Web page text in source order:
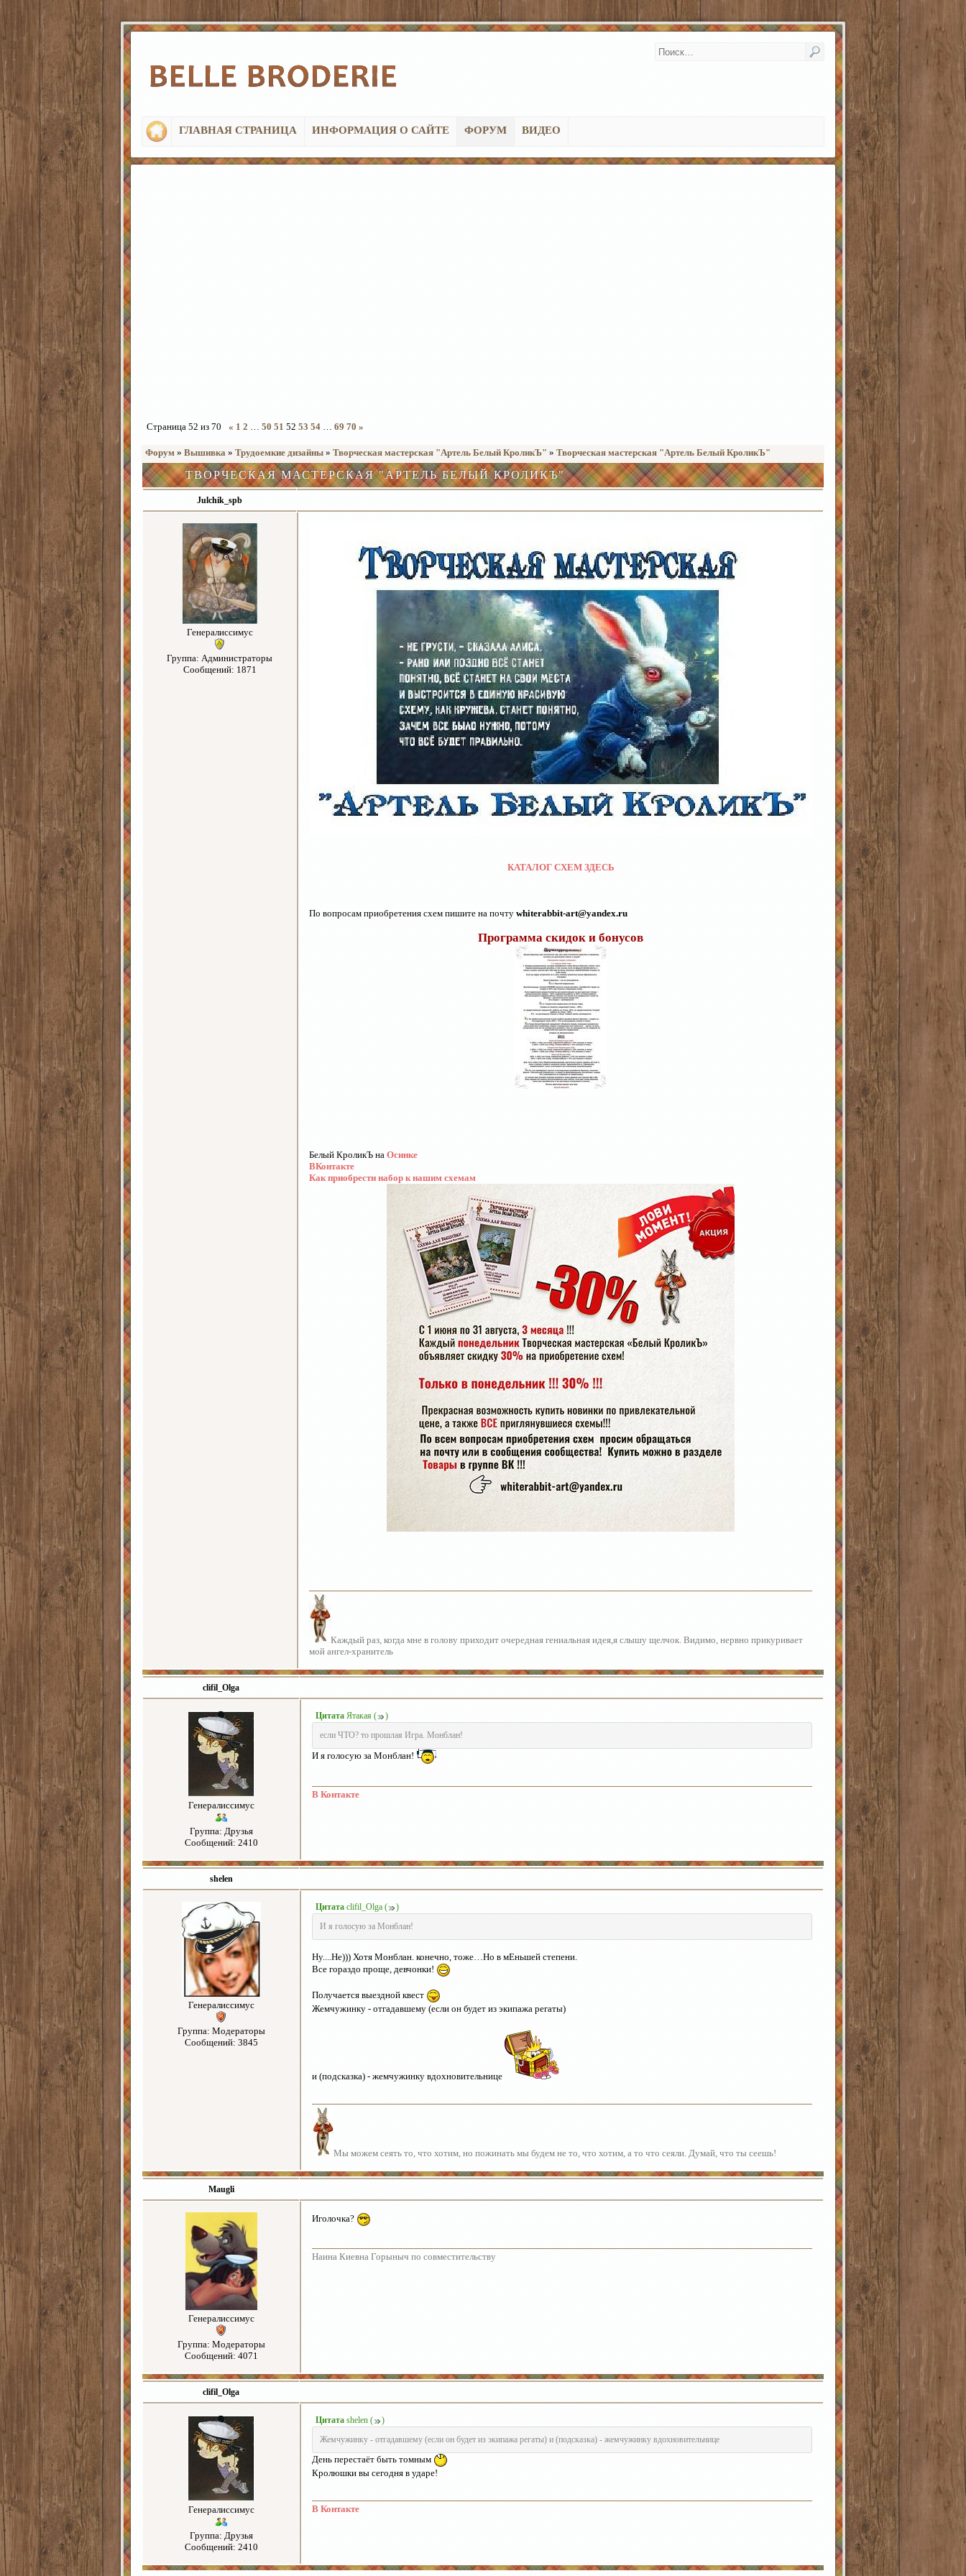
ГЛАВНАЯ СТРАНИЦА ИНФОРМАЦИЯ О САЙТЕ ФОРУМ ВИДЕО
Страница 52 из 70 « 1 2 … 50 51 52 53 54 … 69 70 »
Форум » Вышивка » Трудоемкие дизайны » Творческая мастерская "Артель Белый КроликЪ" » Творческая мастерская "Артель Белый КроликЪ"
ТВОРЧЕСКАЯ МАСТЕРСКАЯ "АРТЕЛЬ БЕЛЫЙ КРОЛИКЪ"
Julchik_spb
Генералиссимус
Группа: Администраторы
Сообщений: 1871
КАТАЛОГ СХЕМ ЗДЕСЬ
По вопросам приобретения схем пишите на почту whiterabbit-art@yandex.ru
Программа скидок и бонусов
Белый КроликЪ на Осинке
ВКонтакте
Как приобрести набор к нашим схемам
Каждый раз, когда мне в голову приходит очередная гениальная идея,я слышу щелчок. Видимо, нервно прикуривает
мой ангел-хранитель
clifil_Olga
Генералиссимус
Группа: Друзья
Сообщений: 2410
Цитата Ятакая (
)
если ЧТО? то прошлая Игра. Монблан!
И я голосую за Монблан!
В Контакте
shelen
Генералиссимус
Группа: Модераторы
Сообщений: 3845
Цитата clifil_Olga (
)
И я голосую за Монблан!
Ну....Не))) Хотя Монблан. конечно, тоже…Но в мЕньшей степени.
Все гораздо проще, девчонки!
Получается выездной квест
Жемчужинку - отгадавшему (если он будет из экипажа регаты)
и (подсказка) - жемчужинку вдохновительнице
Мы можем сеять то, что хотим, но пожинать мы будем не то, что хотим, а то что сеяли. Думай, что ты сеешь!
Maugli
Генералиссимус
Группа: Модераторы
Сообщений: 4071
Иголочка?
Наина Киевна Горыныч по совместительству
clifil_Olga
Генералиссимус
Группа: Друзья
Сообщений: 2410
Цитата shelen (
)
Жемчужинку - отгадавшему (если он будет из экипажа регаты) и (подсказка) - жемчужинку вдохновительнице
День перестаёт быть томным
Кролюшки вы сегодня в ударе!
В Контакте